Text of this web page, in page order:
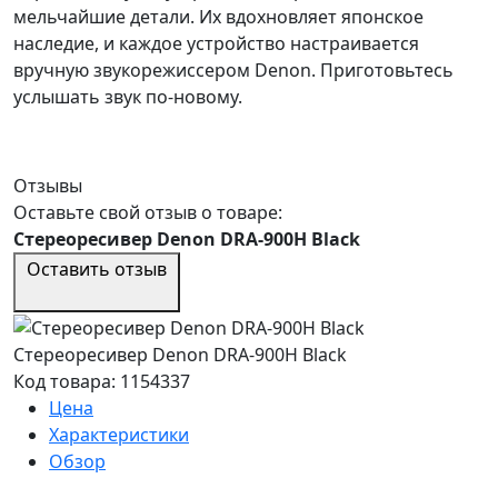
мельчайшие детали. Их вдохновляет японское
наследие, и каждое устройство настраивается
вручную звукорежиссером Denon. Приготовьтесь
услышать звук по-новому.
Отзывы
Оставьте свой отзыв о товаре:
Стереоресивер Denon DRA-900H Black
Оставить отзыв
Стереоресивер Denon DRA-900H Black
Код товара: 1154337
Цена
Характеристики
Обзор